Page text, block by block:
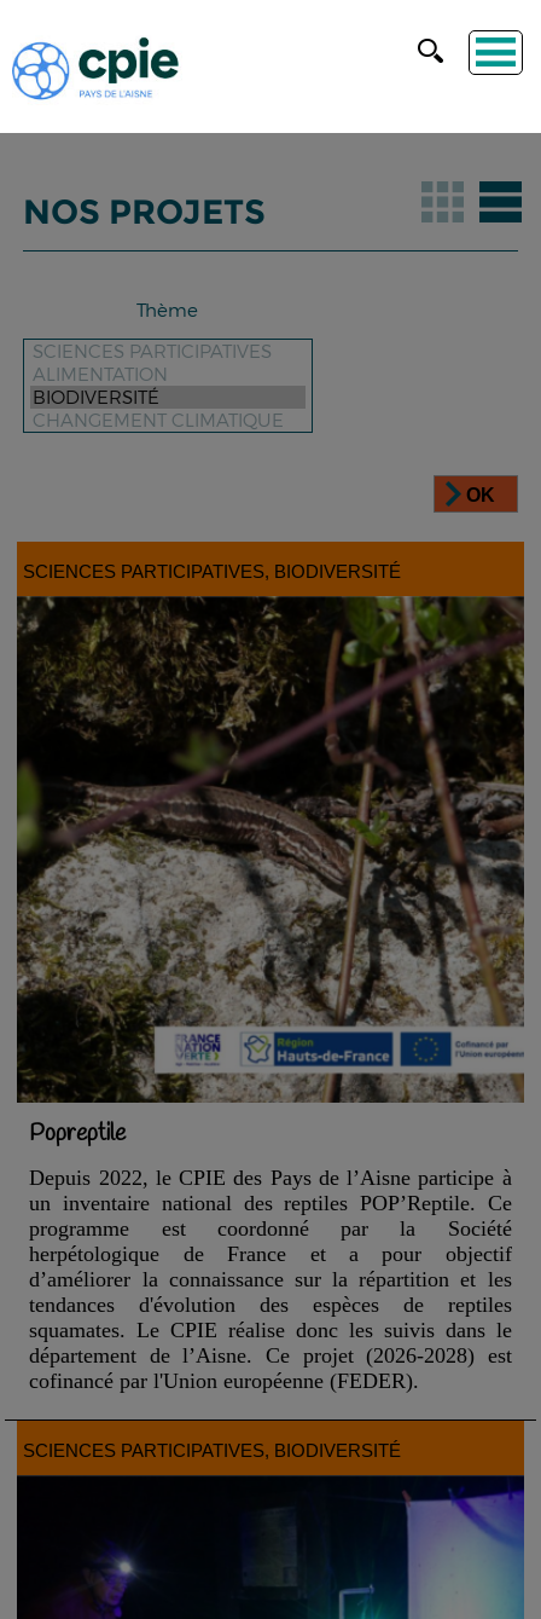
NOS PROJETS
Thème
OK
SCIENCES PARTICIPATIVES, BIODIVERSITÉ
Popreptile
Depuis 2022, le CPIE des Pays de l’Aisne participe à
un inventaire national des reptiles POP’Reptile. Ce
programme est coordonné par la Société
herpétologique de France et a pour objectif
d’améliorer la connaissance sur la répartition et les
tendances d'évolution des espèces de reptiles
squamates. Le CPIE réalise donc les suivis dans le
département de l’Aisne. Ce projet (2026-2028) est
cofinancé par l'Union européenne (FEDER).
SCIENCES PARTICIPATIVES, BIODIVERSITÉ